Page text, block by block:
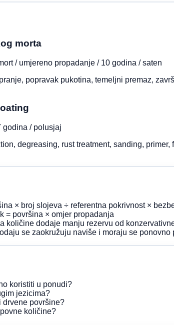
morta
/ umjereno propadanje / 10 godina / saten
popravak pukotina, temeljni premaz,
godina / polusjaj
degreasing, rust treatment, sanding,
× broj slojeva ÷ referentna pokrivnost ×
= površina × omjer propadanja
količine dodaje manju rezervu od
se zaokružuju naviše i moraju se ponovno
koristiti u ponudi?
jezicima?
drvene površine?
količine?